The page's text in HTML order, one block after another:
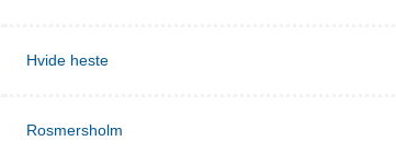
Hvide heste
Rosmersholm